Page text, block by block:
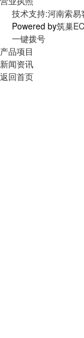
技术支持:河南索易
Powered by筑巢
一键拨号
产品项目
新闻资讯
返回首页